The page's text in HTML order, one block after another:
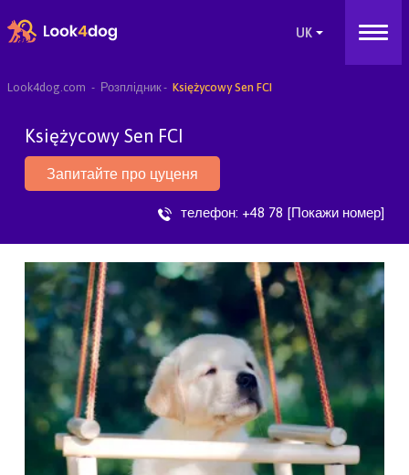
Look4dog.com Розплідник Księżycowy Sen FCI
Księżycowy Sen FCI
Запитайте про цуценя
телефон: +48 78 [Покажи номер]